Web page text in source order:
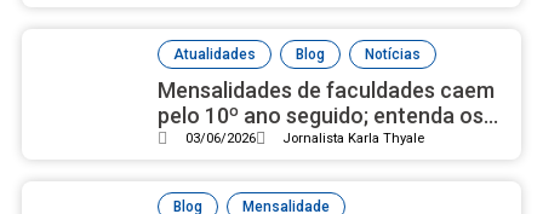
Atualidades , Blog , Notícias
Mensalidades de faculdades caem
pelo 10º ano seguido; entenda os
motivos
03/06/2026 Jornalista Karla Thyale
Blog , Mensalidade